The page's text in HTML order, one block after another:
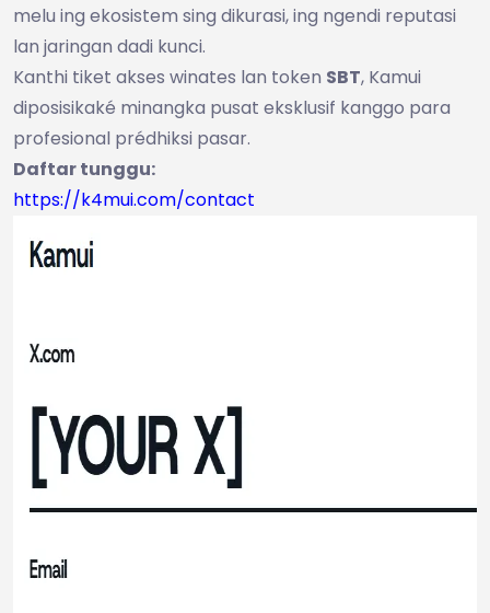
melu ing ekosistem sing dikurasi, ing ngendi reputasi
lan jaringan dadi kunci.
Kanthi tiket akses winates lan token SBT, Kamui
diposisikaké minangka pusat eksklusif kanggo para
profesional prédhiksi pasar.
Daftar tunggu:
https://k4mui.com/contact